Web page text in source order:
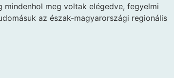
meg voltak elégedve, fegyelmi
az észak-magyarországi regionális